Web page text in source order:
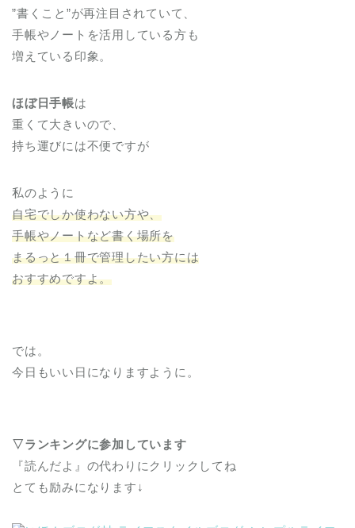
”書くこと”が再注目されていて、
手帳やノートを活用している方も
増えている印象。
ほぼ日手帳は
重くて大きいので、
持ち運びには不便ですが
私のように
自宅でしか使わない方や、
手帳やノートなど書く場所を
まるっと１冊で管理したい方には
おすすめですよ。
では。
今日もいい日になりますように。
▽ランキングに参加しています
『読んだよ』の代わりにクリックしてね
とても励みになります↓